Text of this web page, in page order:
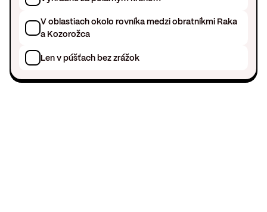
V oblastiach okolo rovníka medzi obratníkmi Raka
a Kozorožca
Len v púšťach bez zrážok